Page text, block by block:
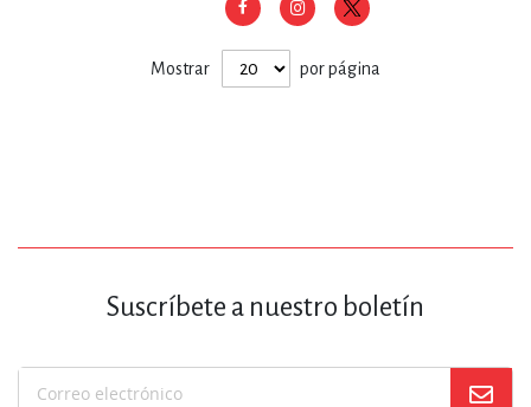
Mostrar por página
Suscríbete a nuestro boletín
Suscríbase